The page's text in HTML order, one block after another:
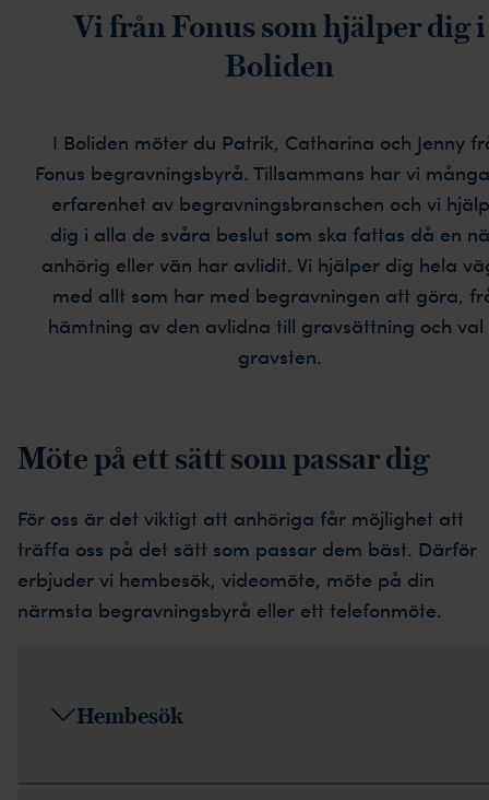
Vi från Fonus som hjälper dig i
Boliden
I Boliden möter du Patrik, Catharina och Jenny
Fonus begravningsbyrå. Tillsammans har vi
erfarenhet av begravningsbranschen och vi
dig i alla de svåra beslut som ska fattas då en
anhörig eller vän har avlidit. Vi hjälper dig hela
med allt som har med begravningen att göra,
hämtning av den avlidna till gravsättning och val
gravsten.
Möte på ett sätt som passar dig
För oss är det viktigt att anhöriga får möjlighet att
träffa oss på det sätt som passar dem bäst. Därför
erbjuder vi hembesök, videomöte, möte på din
närmsta begravningsbyrå eller ett telefonmöte.
Hembesök